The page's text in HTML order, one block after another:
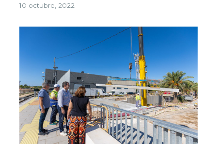
10 octubre, 2022